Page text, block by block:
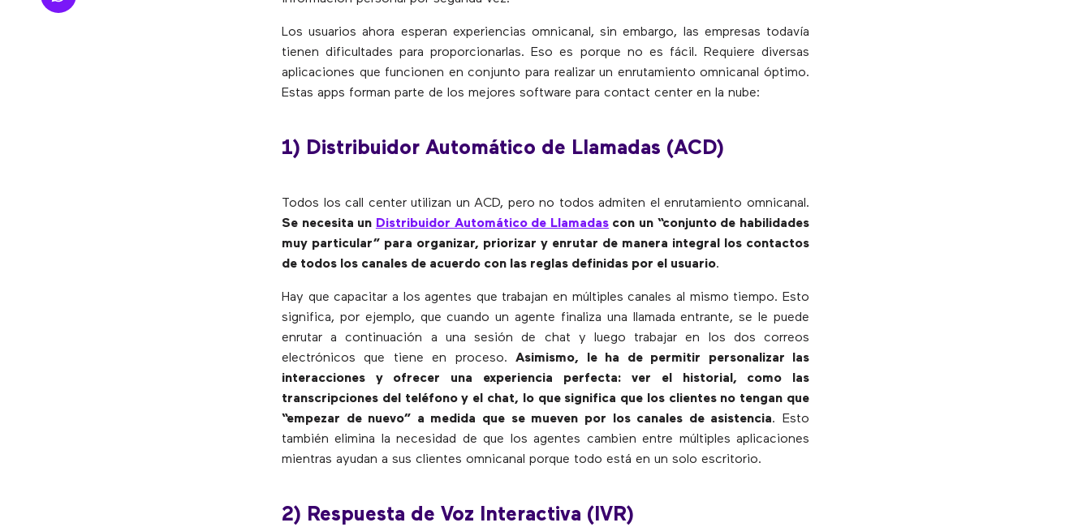
Los usuarios ahora esperan experiencias omnicanal, sin embargo, las empresas todavía
tienen dificultades para proporcionarlas. Eso es porque no es fácil. Requiere diversas
aplicaciones que funcionen en conjunto para realizar un enrutamiento omnicanal óptimo.
Estas apps forman parte de los mejores software para contact center en la nube:
1) Distribuidor Automático de Llamadas (ACD)
Todos los call center utilizan un ACD, pero no todos admiten el enrutamiento omnicanal.
Se necesita un Distribuidor Automático de Llamadascon un “conjunto de habilidades
muy particular” para organizar, priorizar y enrutar de manera integral los contactos
de todos los canales de acuerdo con las reglas definidas por el usuario.
Hay que capacitar a los agentes que trabajan en múltiples canales al mismo tiempo. Esto
significa, por ejemplo, que cuando un agente finaliza una llamada entrante, se le puede
enrutar a continuación a una sesión de chat y luego trabajar en los dos correos
electrónicos que tiene en proceso.Asimismo, le ha de permitir personalizar las
interacciones y ofrecer una experiencia perfecta: ver el historial, como las
transcripciones del teléfono y el chat, lo que significa que los clientes no tengan que
“empezar de nuevo” a medida que se mueven por los canales de asistencia. Esto
también elimina la necesidad de que los agentes cambien entre múltiples aplicaciones
mientras ayudan a sus clientes omnicanal porque todo está en un solo escritorio.
2) Respuesta de Voz Interactiva (IVR)